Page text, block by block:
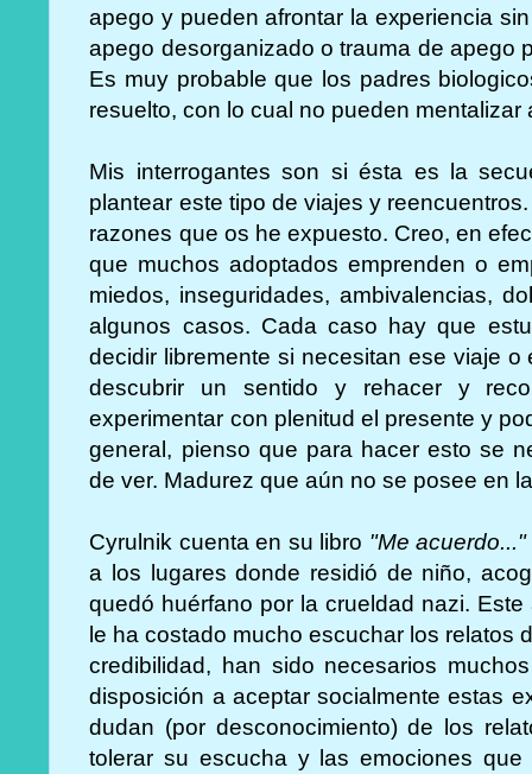
apego y pueden afrontar la experiencia
apego desorganizado o trauma de apego
Es muy probable que los padres
resuelto, con lo cual no pueden mentalizar
Mis interrogantes son si ésta es la
plantear este tipo de viajes y
razones que os he expuesto. Creo, en
que muchos adoptados emprenden o
miedos, inseguridades, ambivalencias,
algunos casos. Cada caso hay que
decidir libremente si necesitan ese viaje
descubrir un sentido y rehacer y
experimentar con plenitud el presente y
general, pienso que para hacer esto se
de ver. Madurez que aún no se posee en
Cyrulnik cuenta en su libro "Me acuerdo..."
a los lugares donde residió de niño,
quedó huérfano por la crueldad nazi.
le ha costado mucho escuchar los relatos
credibilidad, han sido necesarios
disposición a aceptar socialmente estas
dudan (por desconocimiento) de los
tolerar su escucha y las emociones